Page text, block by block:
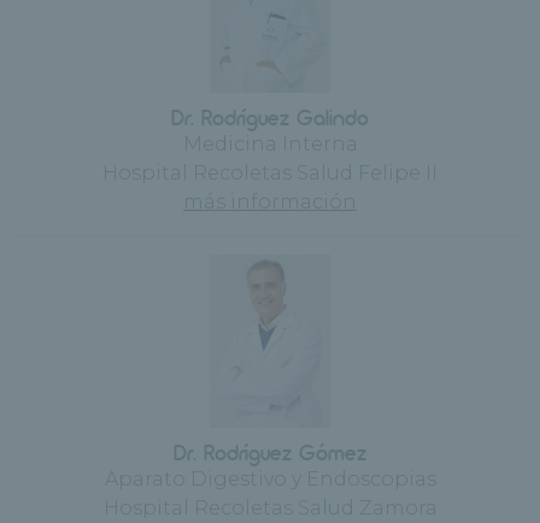
Dr. Rodríguez Galindo
Medicina Interna
Hospital Recoletas Salud Felipe II
más información
Dr. Rodríguez Gómez
Aparato Digestivo y Endoscopias
Hospital Recoletas Salud Zamora